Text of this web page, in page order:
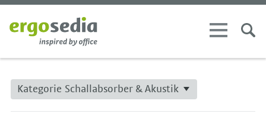
Kategorie Schallabsorber & Akustik